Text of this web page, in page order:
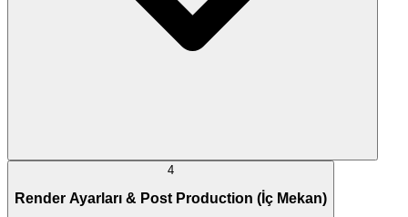
4
Render Ayarları & Post Production (İç Mekan)